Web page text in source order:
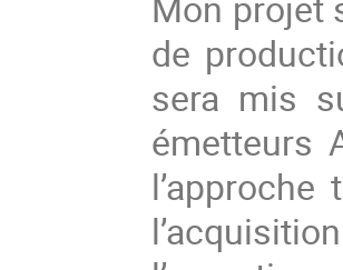
de
sera mis
émetteurs